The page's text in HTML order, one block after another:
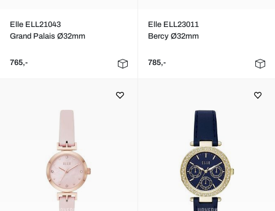
Elle ELL21043
Grand Palais Ø32mm
765,-
Elle ELL23011
Bercy Ø32mm
785,-